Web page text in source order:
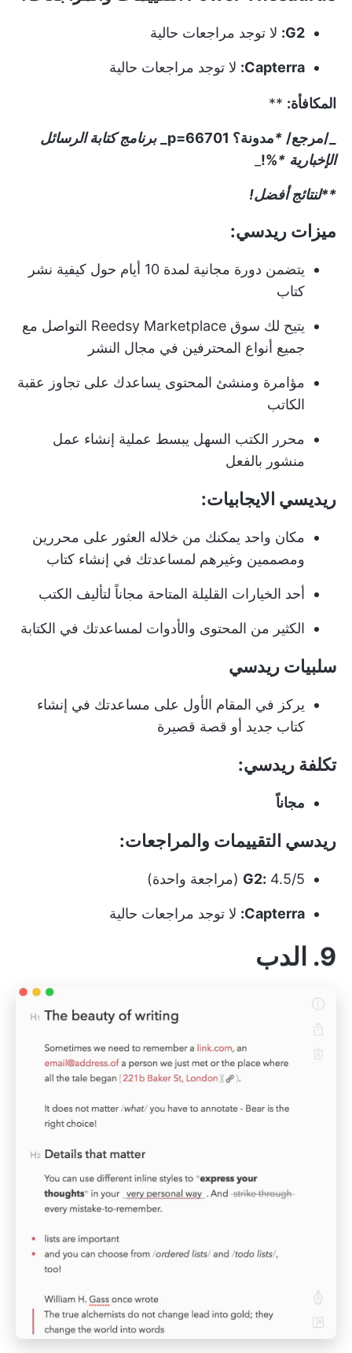
G2: لا توجد مراجعات حالية
Capterra: لا توجد مراجعات حالية
المكافأة: **
_/مرجع/ *مدونة؟ p=66701_
برنامج كتابة الرسائل
الإخبارية *
%
!
**لنتائج أفضل!
ميزات ريدسي:
يتضمن دورة مجانية لمدة 10 أيام حول كيفية نشر
كتاب
يتيح لك سوق Reedsy Marketplace التواصل مع
جميع أنواع المحترفين في مجال النشر
مؤامرة ومنشئ المحتوى يساعدك على تجاوز عقبة
الكاتب
محرر الكتب السهل يبسط عملية إنشاء عمل
منشور بالفعل
ريديسي الايجابيات:
مكان واحد يمكنك من خلاله العثور على محررين
ومصممين وغيرهم لمساعدتك في إنشاء كتاب
أحد الخيارات القليلة المتاحة مجاناً لتأليف الكتب
الكثير من المحتوى والأدوات لمساعدتك في الكتابة
سلبيات ريدسي
يركز في المقام الأول على مساعدتك في إنشاء
كتاب جديد أو قصة قصيرة
تكلفة ريدسي:
مجاناً
ريدسي التقييمات والمراجعات:
G2: 4.5/5 (مراجعة واحدة)
Capterra: لا توجد مراجعات حالية
9. الدب